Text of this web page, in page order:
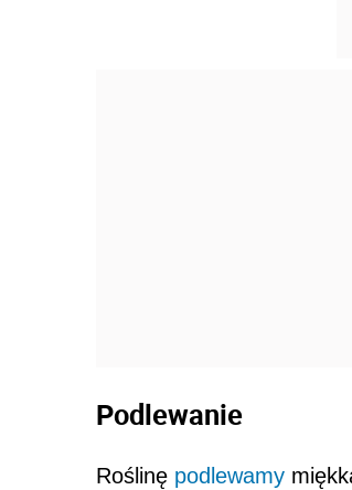
Podlewanie
Roślinę podlewamy